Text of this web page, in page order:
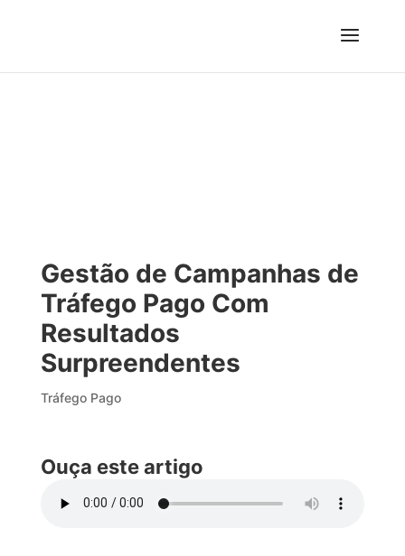
Gestão de Campanhas de
Tráfego Pago Com
Resultados
Surpreendentes
Tráfego Pago
Ouça este artigo